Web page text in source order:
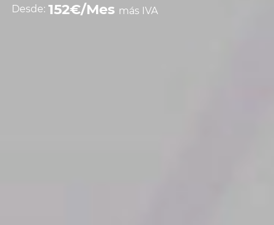
Desde: 152€/Mes más IVA